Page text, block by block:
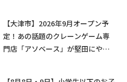
【大津市】2026年9月オープン予
定！あの話題のクレーンゲーム専
門店「アソベース」が堅田にやっ